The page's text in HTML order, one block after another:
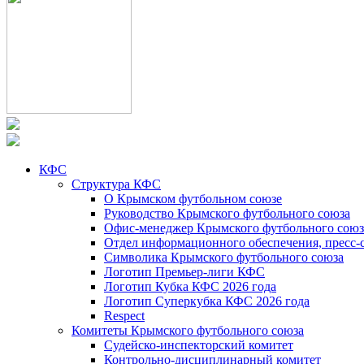
КФС
Структура КФС
О Крымском футбольном союзе
Руководство Крымского футбольного союза
Офис-менеджер Крымского футбольного
Отдел информационного обеспечения, пресс-
Символика Крымского футбольного союза
Логотип Премьер-лиги КФС
Логотип Кубка КФС 2026 года
Логотип Суперкубка КФС 2026 года
Respect
Комитеты Крымского футбольного союза
Судейско-инспекторский комитет
Контрольно-дисциплинарный комитет